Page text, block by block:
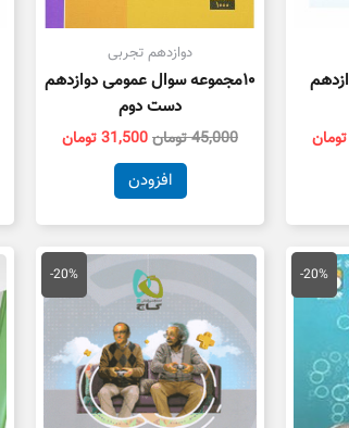
تومان
دوازدهم تجربی
۱۰مجموعه سوال عمومی دوازدهم
دست دوم
45,000تومان31,500تومان
افزودن
-20%
110,000 تومان
قیمت
فعلی
88,000 تومان
-20%
قیمت
اصلی
139,000 تومان
بود.
قیمت
فعلی